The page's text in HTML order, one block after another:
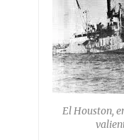
El Houston,